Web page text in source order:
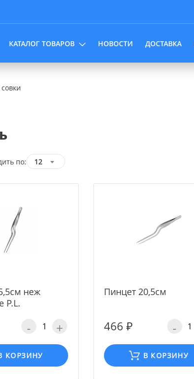
КАТАЛОГ ТОВАРОВ НОВОСТИ ДОСТАВКА
по: 12
неж
P.L.
- +
КОРЗИНУ
Пинцет 20,5см
466 ₽ -
В КОРЗИНУ